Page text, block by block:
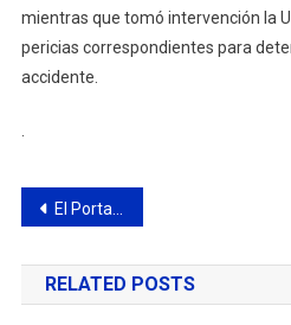
mientras que tomó intervención la
pericias correspondientes para
accidente.
.
Navegación
de
entradas
El Portal de Empleo del Municipio cuenta con nuevas ofertas de trabajo
RELATED POSTS